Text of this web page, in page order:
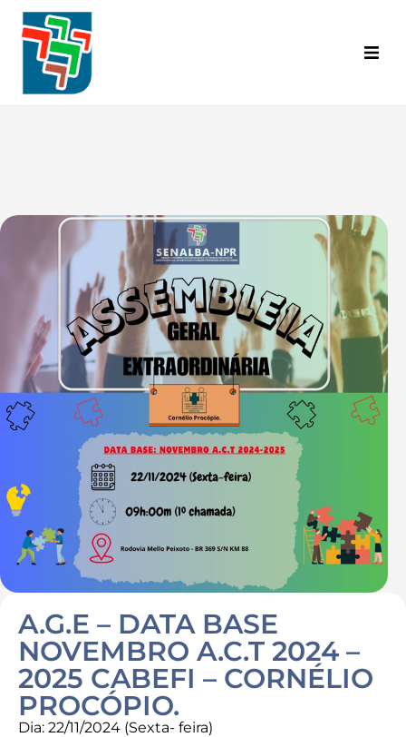
Inicial
Diretoria
Convênios
A.C.T. | C.C.T.
Informativo Senalba
Eventos
Destaques
Contato
A.G.E – DATA BASE
NOVEMBRO A.C.T 2024 –
2025 CABEFI – CORNÉLIO
PROCÓPIO.
Dia: 22/11/2024 (Sexta- feira)